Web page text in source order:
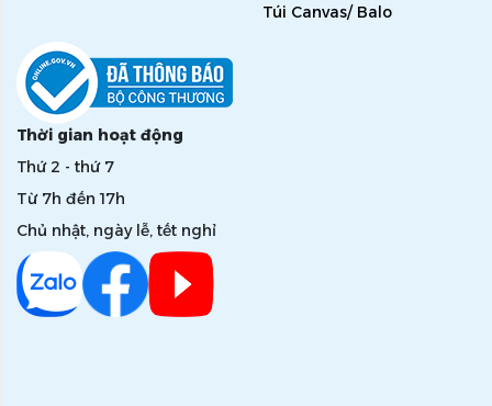
Túi Canvas/ Balo
Thời gian hoạt động
Thứ 2 - thứ 7
Từ 7h đến 17h
Chủ nhật, ngày lễ, tết nghỉ